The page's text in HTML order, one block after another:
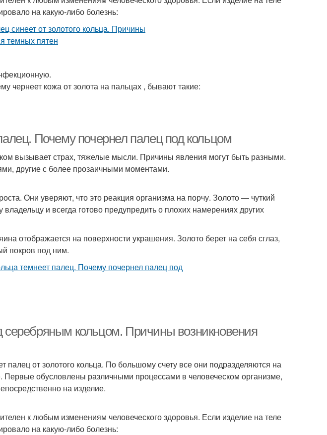
на какую-либо болезнь:
чернеет кожа от золота на пальцах , бывают такие:
Почему почернел палец под кольцом
вызывает страх, тяжелые мысли. Причины явления могут быть разными.
другие с более прозаичными моментами.
Они уверяют, что это реакция организма на порчу. Золото — чуткий
и всегда готово предупредить о плохих намерениях других
отображается на поверхности украшения. Золото берет на себя сглаз,
покров под ним.
серебряным кольцом. Причины возникновения
палец от золотого кольца. По большому счету все они подразделяются на
Первые обусловлены различными процессами в человеческом организме,
на изделие.
к любым изменениям человеческого здоровья. Если изделие на теле
на какую-либо болезнь: